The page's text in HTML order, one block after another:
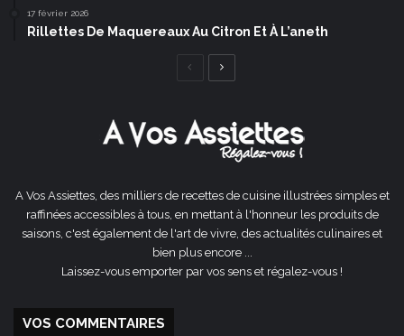
17 février 2026
Rillettes De Maquereaux Au Citron Et À L’aneth
Page
A Vos Assiettes, des milliers de recettes de cuisine illustrées simples et
raffinées accessibles à tous, en mettant à l'honneur les produits de
saisons, c'est également de l'art de vivre, des actualités culinaires et
bien plus encore ...
Laissez-vous emporter par vos sens et régalez-vous !
VOS COMMENTAIRES